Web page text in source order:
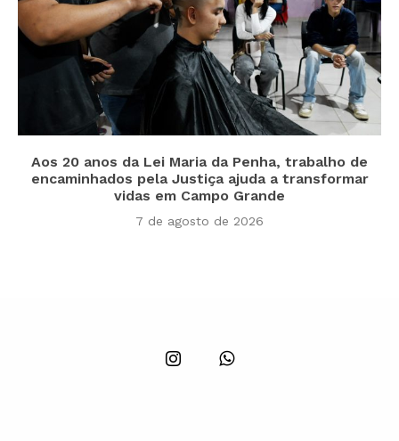
Aos 20 anos da Lei Maria da Penha, trabalho de
encaminhados pela Justiça ajuda a transformar
vidas em Campo Grande
7 de agosto de 2026